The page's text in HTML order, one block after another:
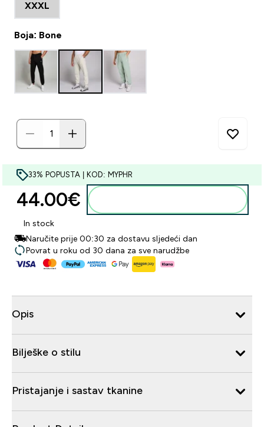
XXXL
Boja: Bone
33% POPUSTA | KOD: MYPHR
44.00€‎
In stock
Naručite prije 00:30 za dostavu sljedeći dan
Povrat u roku od 30 dana za sve narudžbe
Opis
Bilješke o stilu
Pristajanje i sastav tkanine